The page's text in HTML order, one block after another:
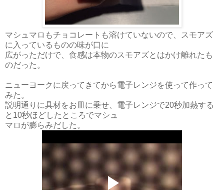
マシュマロもチョコレートも溶けていないので、スモアズ
に入っているものの味が口に
広がっただけで、食感は本物のスモアズとはかけ離れたも
のだった。
ニューヨークに戻ってきてから電子レンジを使って作って
みた。
説明通りに具材をお皿に乗せ、電子レンジで20秒加熱する
と10秒ほどしたところでマシュ
マロが膨らみだした。